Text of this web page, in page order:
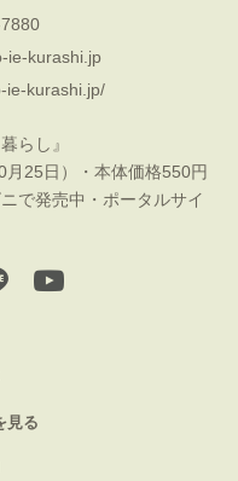
ie-kurashi.jp
ie-kurashi.jp/
らし』
25日）・本体価格550円
で発売中・ポータルサイ
見る